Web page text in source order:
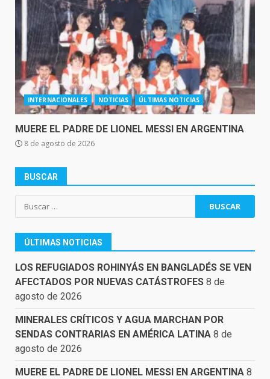
INTERNACIONALES NOTICIAS ÚLTIMAS NOTICIAS
MUERE EL PADRE DE LIONEL MESSI EN ARGENTINA
8 de agosto de 2026
BUSCAR
Buscar:
ÚLTIMAS NOTICIAS
LOS REFUGIADOS ROHINYÁS EN BANGLADÉS SE VEN
AFECTADOS POR NUEVAS CATÁSTROFES 8 de
agosto de 2026
MINERALES CRÍTICOS Y AGUA MARCHAN POR
SENDAS CONTRARIAS EN AMÉRICA LATINA 8 de
agosto de 2026
MUERE EL PADRE DE LIONEL MESSI EN ARGENTINA 8